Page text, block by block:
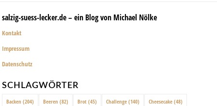
salzig-suess-lecker.de – ein Blog von Michael Nölke
Kontakt
Impressum
Datenschutz
SCHLAGWÖRTER
Backen (204) Beeren (82) Brot (45) Challenge (140) Cheesecake (48)